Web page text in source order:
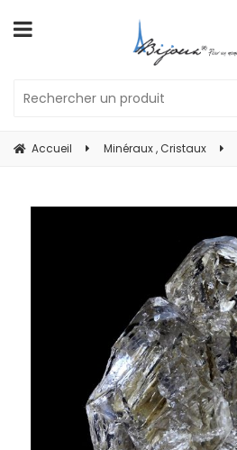
Accueil Minéraux , Cristaux